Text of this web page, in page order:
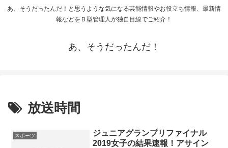
あ、そうだったんだ！と思うような気になる芸能情報やお役立ち情報、最新情
報などをＢ型管理人が独自目線でご紹介！
あ、そうだったんだ！
放送時間
スポーツ
ジュニアグランプリファイナル
2019女子の結果速報！アサイン